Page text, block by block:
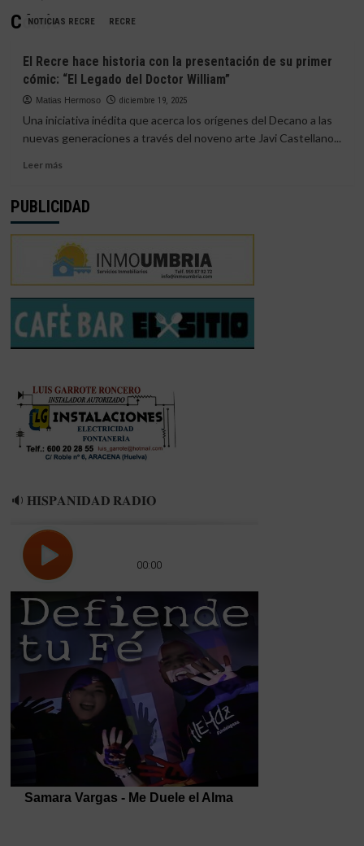
Cómic
NOTICIAS RECRE RECRE
El Recre hace historia con la presentación de su primer
cómic: “El Legado del Doctor William”
Matias Hermoso diciembre 19, 2025
Una iniciativa inédita que acerca los orígenes del Decano a las
nuevas generaciones a través del noveno arte Javi Castellano...
Leer másLeer
El
hace
historia
con
la
presentación
de
su
primer
Legado
del
Doctor
William”
PUBLICIDAD
🔉 𝐇𝐈𝐒𝐏𝐀𝐍𝐈𝐃𝐀𝐃 𝐑𝐀𝐃𝐈𝐎